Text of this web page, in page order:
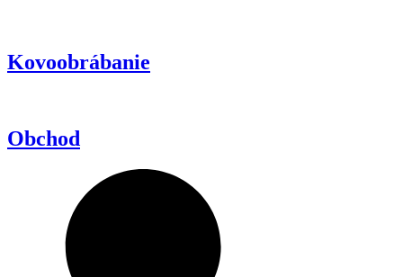
Kovoobrábanie
Obchod